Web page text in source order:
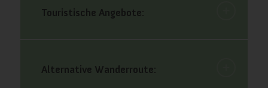
Touristische Angebote:
Alternative Wanderroute: